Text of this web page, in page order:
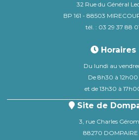
32 Rue du Général
BP 161 - 88503
tél. : 03 29 37 88
Horaires
Du lundi au
De 8h30 à 12h00
et de 13h30 à
Site de
3, rue Charles
88270 DOMPAIRE